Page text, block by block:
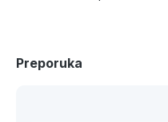
Preporuka